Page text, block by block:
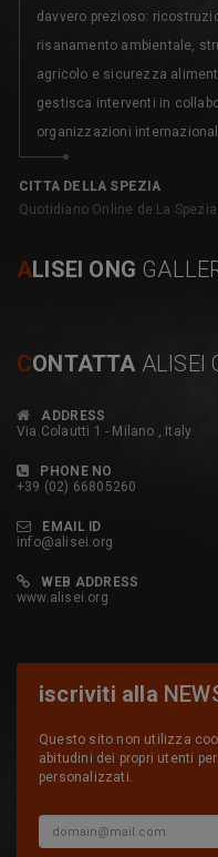
davvero prezioso:
risanamento ambientale,
agricolo e sicurezza
gestisca interventi in
organizzazioni
CITTA DELLA SPEZIA
Quotidiano Online de La
ALISEI ONG
CONTATTA ALISEI
ADDRESS
Via Colautti 1 - Milano , Italy
PHONE NO
+39 (02) 66805260
EMAIL ID
info@alisei.org
WEB ADDRESS
www.alisei.org
iscriviti alla
Questo sito non utilizza
abitudini dei propri utenti
personalizzati.